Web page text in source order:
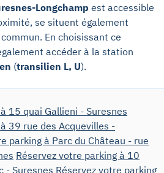
Longchamp est accessible
se situent également
En choisissant ce
accéder à la station
(transilien L, U).
15 quai Gallieni - Suresnes
39 rue des Acquevilles -
parking à Parc du Château - rue
Réservez votre parking à 10
- Suresnes Réservez votre parking